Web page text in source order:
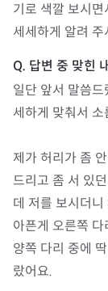
기로 색깔 보시
세세하게 알려
일단 앞서 말씀
세하게 맞춰서 소
제가 허리가 좀
드리고 좀 서 있
데 저를 보시더
아픈게 오른쪽
양쪽 다리 중에
랐어요.